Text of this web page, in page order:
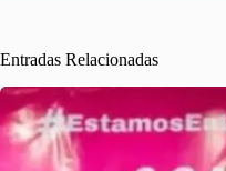
Entradas Relacionadas